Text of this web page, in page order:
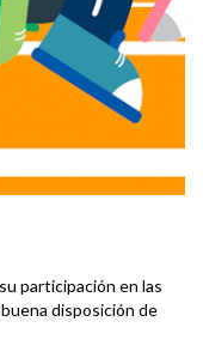
participación en las
disposición de